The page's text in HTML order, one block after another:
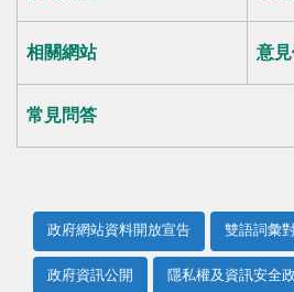
相關網站 意
常見問答
政府網站資料開放宣告 雙語詞彙
政府資訊公開 隱私權及資訊安全